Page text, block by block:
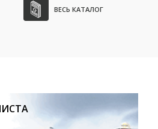
ВЕСЬ КАТАЛОГ